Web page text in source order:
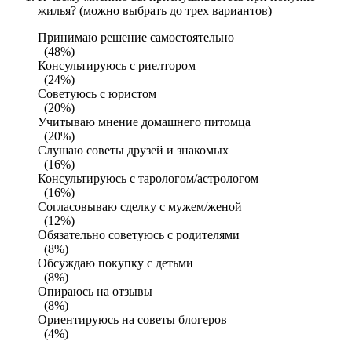
жилья? (можно выбрать до трех вариантов)
Принимаю решение самостоятельно
(48%)
Консультируюсь с риелтором
(24%)
Советуюсь с юристом
(20%)
Учитываю мнение домашнего питомца
(20%)
Слушаю советы друзей и знакомых
(16%)
Консультируюсь с тарологом/астрологом
(16%)
Согласовываю сделку с мужем/женой
(12%)
Обязательно советуюсь с родителями
(8%)
Обсуждаю покупку с детьми
(8%)
Опираюсь на отзывы
(8%)
Ориентируюсь на советы блогеров
(4%)